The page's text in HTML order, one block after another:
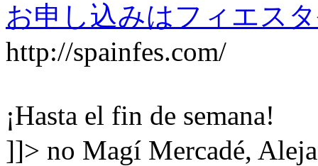
お申し込みはフィエス
http://spainfes.com/
¡Hasta el fin de semana!
]]> no Magí Mercadé,